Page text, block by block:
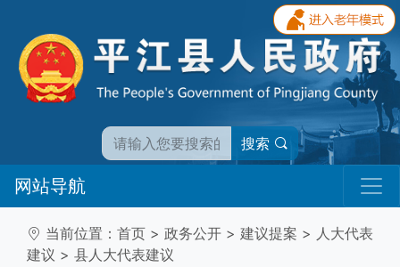
搜索
网站导航
当前位置： 首页 > 政务公开 > 建议提案 > 人大代表
建议 > 县人大代表建议